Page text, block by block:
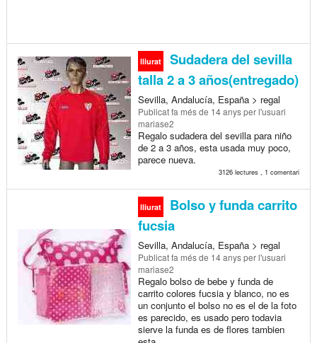
lliurat
Sudadera del sevilla
talla 2 a 3 años(entregado)
Sevilla, Andalucía, España > regal
Publicatfa més de 14 anysper l'usuari
mariase2
Regalo sudadera del sevilla para niño
de 2 a 3 años, esta usada muy poco,
parece nueva.
3126 lectures , 1 comentari
lliurat
Bolso y funda carrito
fucsia
Sevilla, Andalucía, España > regal
Publicatfa més de 14 anysper l'usuari
mariase2
Regalo bolso de bebe y funda de
carrito colores fucsia y blanco, no es
un conjunto el bolso no es el de la foto
es parecido, es usado pero todavia
sierve la funda es de flores tambien